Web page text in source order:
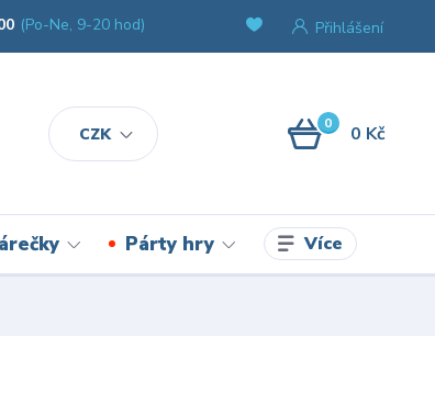
CZK
Přihlášení
(Po-Ne, 9-20 hod)
0 0 Kč
Párty hry Více